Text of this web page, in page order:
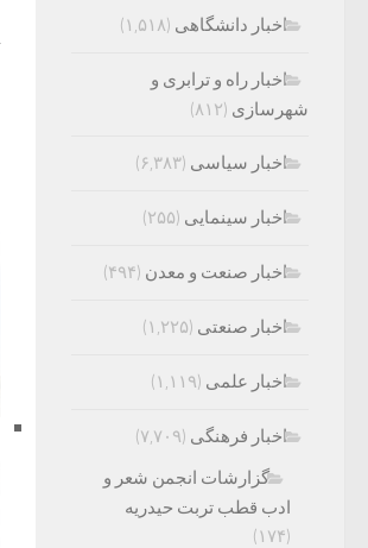
اخبار دانشگاهی (۱,۵۱۸)
اخبار راه و ترابری و
شهرسازی (۸۱۲)
اخبار سیاسی (۶,۳۸۳)
اخبار سینمایی (۲۵۵)
اخبار صنعت و معدن (۴۹۴)
اخبار صنعتی (۱,۲۲۵)
اخبار علمی (۱,۱۱۹)
اخبار فرهنگی (۷,۷۰۹)
گزارشات انجمن شعر و
ادب قطب تربت حیدریه
(۱۷۴)